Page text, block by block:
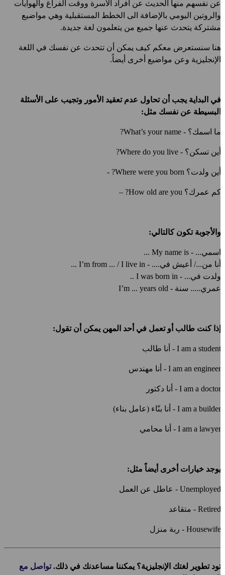
عن نفسهم منها الحديث عن أفراد الأسرة ووقت الفراغ والهوايات
والروتين اليومي بالإضافة الى الخطط المستقبلية وهي مواضيع
مشتركة يتحدث عنها جميع من يتعلمون لغة جديدة.
هنا سنستعرض معكم كيف يمكن أن تتحدث عن نفسك في اللغة
الإنجليزية وعن مواضيع أخرى أيضاً.
في البداية يجب أن تحاول عدم تعقيد الأمور وتجيب على الأسئلة
البسيطة عن نفسك مثل:
ما اسمك؟-
What’s your name?
أين تسكن؟-
Where do you live?
أين ولدت؟Where were you born? -
كم عمرك؟How old are you? –
والأجوبة تكون كالتالي:
اسمي... - My name is ...
أنا من.../ أعيش في.... - I’m from ... / I live in ...
ولدت في.
.. -
I was born in ..
عمري..... سنة - I’m ... years old
إذا كنت طالب أو تعمل في أحد المهن يمكن أن تقول:
I am a student - أنا طالب
I am an engineer - أنا مهندس
I am a doctor - أنا دكتور
I am a builder - أنا بنّاء (عامل بناء)
I am a lawyer - أنا محامي
يوجد خيارات أخرى أيضاً مثل:
Unemployed- عاطل عن العمل
Retired- متقاعد
Housewife- ربة منزل
تود تطوير لغتك الإنجليزية؟ يمكننا مساعدنك في ذلك.تواصل مع